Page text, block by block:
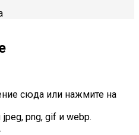
сюда или нажмите на
png, gif и webp.